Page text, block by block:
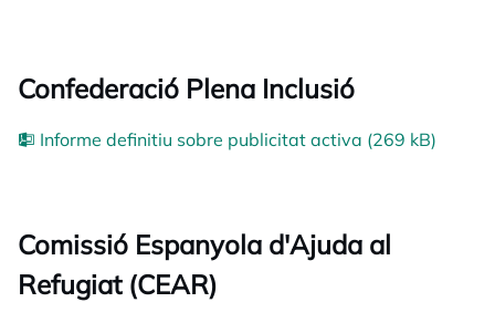
Confederació Plena Inclusió
Informe definitiu sobre publicitat activa (269 kB)
Comissió Espanyola d'Ajuda al
Refugiat (CEAR)